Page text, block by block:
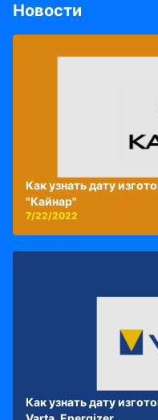
Новости
Как узнать дату
"Кайнар"
7/22/2022
Как узнать дату